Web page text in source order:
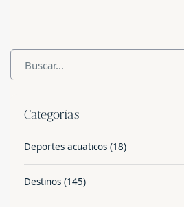
Categorías
Deportes acuaticos (18)
Destinos (145)